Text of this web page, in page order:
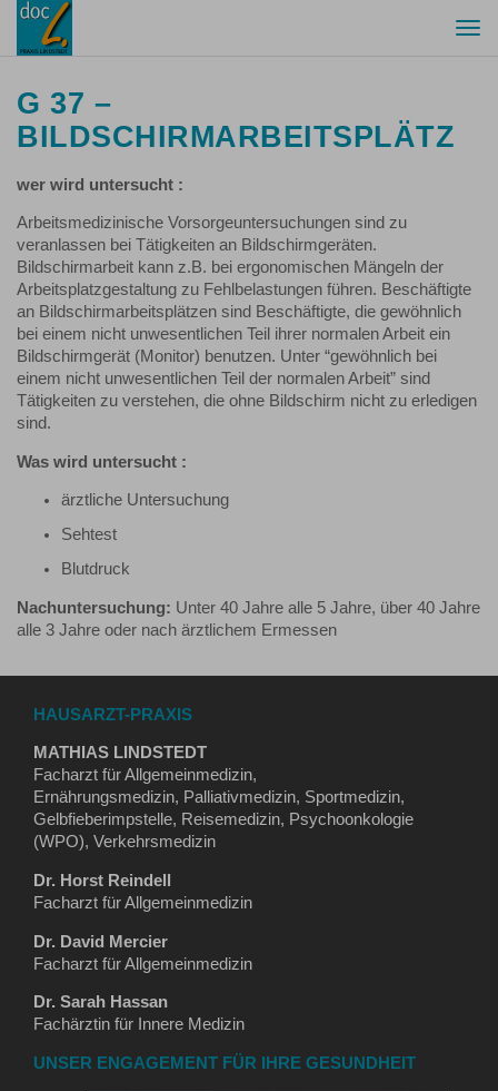
G 37 –
BILDSCHIRMARBEITSPLÄTZ
wer wird untersucht :
Arbeitsmedizinische Vorsorgeuntersuchungen sind zu
veranlassen bei Tätigkeiten an Bildschirmgeräten.
Bildschirmarbeit kann z.B. bei ergonomischen Mängeln der
Arbeitsplatzgestaltung zu Fehlbelastungen führen. Beschäftigte
an Bildschirmarbeitsplätzen sind Beschäftigte, die gewöhnlich
bei einem nicht unwesentlichen Teil ihrer normalen Arbeit ein
Bildschirmgerät (Monitor) benutzen. Unter “gewöhnlich bei
einem nicht unwesentlichen Teil der normalen Arbeit” sind
Tätigkeiten zu verstehen, die ohne Bildschirm nicht zu erledigen
sind.
Was wird untersucht :
ärztliche Untersuchung
Sehtest
Blutdruck
Nachuntersuchung: Unter 40 Jahre alle 5 Jahre, über 40 Jahre
alle 3 Jahre oder nach ärztlichem Ermessen
HAUSARZT-PRAXIS
MATHIAS LINDSTEDT
Facharzt für Allgemeinmedizin,
Ernährungsmedizin, Palliativmedizin, Sportmedizin,
Gelbfieberimpstelle, Reisemedizin, Psychoonkologie
(WPO), Verkehrsmedizin
Dr. Horst Reindell
Facharzt für Allgemeinmedizin
Dr. David Mercier
Facharzt für Allgemeinmedizin
Dr. Sarah Hassan
Fachärztin für Innere Medizin
UNSER ENGAGEMENT FÜR IHRE GESUNDHEIT